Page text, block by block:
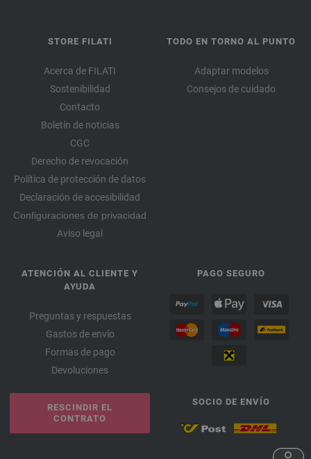
STORE FILATI
Acerca de FILATI
Sostenibilidad
Contacto
Boletín de noticias
CGC
Derecho de revocación
Política de protección de datos
Declaración de accesibilidad
Configuraciones de privacidad
Aviso legal
TODO EN TORNO AL PUNTO
Adaptar modelos
Consejos de cuidado
ATENCIÓN AL CLIENTE Y
AYUDA
Preguntas y respuestas
Gastos de envío
Formas de pago
Devoluciones
RESCINDIR EL
CONTRATO
PAGO SEGURO
SOCIO DE ENVÍO